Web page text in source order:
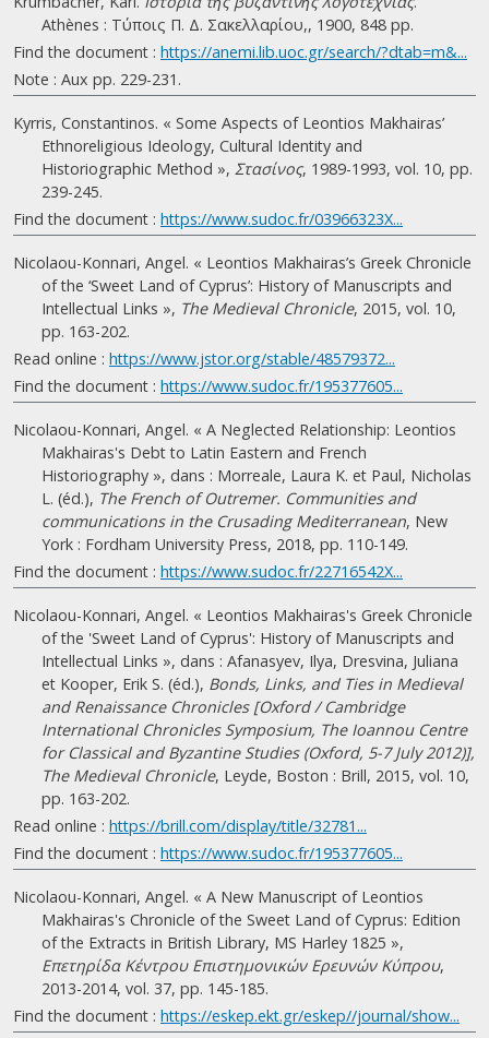
Athènes : Τύποις Π. Δ. Σακελλαρίου,, 1900, 848 pp.
Find the document : https://anemi.lib.uoc.gr/search/?dtab=m&...
Note : Aux pp. 229-231.
Kyrris, Constantinos. « Some Aspects of Leontios Makhairas’
Ethnoreligious Ideology, Cultural Identity and
Historiographic Method », Στασίνος, 1989-1993, vol. 10, pp.
239-245.
Find the document : https://www.sudoc.fr/03966323X...
Nicolaou-Konnari, Angel. « Leontios Makhairas’s Greek Chronicle
of the ‘Sweet Land of Cyprus’: History of Manuscripts and
Intellectual Links », The Medieval Chronicle, 2015, vol. 10,
pp. 163-202.
Read online : https://www.jstor.org/stable/48579372...
Find the document : https://www.sudoc.fr/195377605...
Nicolaou-Konnari, Angel. « A Neglected Relationship: Leontios
Makhairas's Debt to Latin Eastern and French
Historiography », dans : Morreale, Laura K. et Paul, Nicholas
L. (éd.), The French of Outremer. Communities and
communications in the Crusading Mediterranean, New
York : Fordham University Press, 2018, pp. 110-149.
Find the document : https://www.sudoc.fr/22716542X...
Nicolaou-Konnari, Angel. « Leontios Makhairas's Greek Chronicle
of the 'Sweet Land of Cyprus': History of Manuscripts and
Intellectual Links », dans : Afanasyev, Ilya, Dresvina, Juliana
et Kooper, Erik S. (éd.), Bonds, Links, and Ties in Medieval
and Renaissance Chronicles [Oxford / Cambridge
International Chronicles Symposium, The Ioannou Centre
for Classical and Byzantine Studies (Oxford, 5-7 July 2012)],
The Medieval Chronicle, Leyde, Boston : Brill, 2015, vol. 10,
pp. 163-202.
Read online : https://brill.com/display/title/32781...
Find the document : https://www.sudoc.fr/195377605...
Nicolaou-Konnari, Angel. « A New Manuscript of Leontios
Makhairas's Chronicle of the Sweet Land of Cyprus: Edition
of the Extracts in British Library, MS Harley 1825 »,
Eπετηρίδα Kέντρου Eπιστημονικών Eρευνών Κύπρου,
2013-2014, vol. 37, pp. 145-185.
Find the document : https://eskep.ekt.gr/eskep//journal/show...